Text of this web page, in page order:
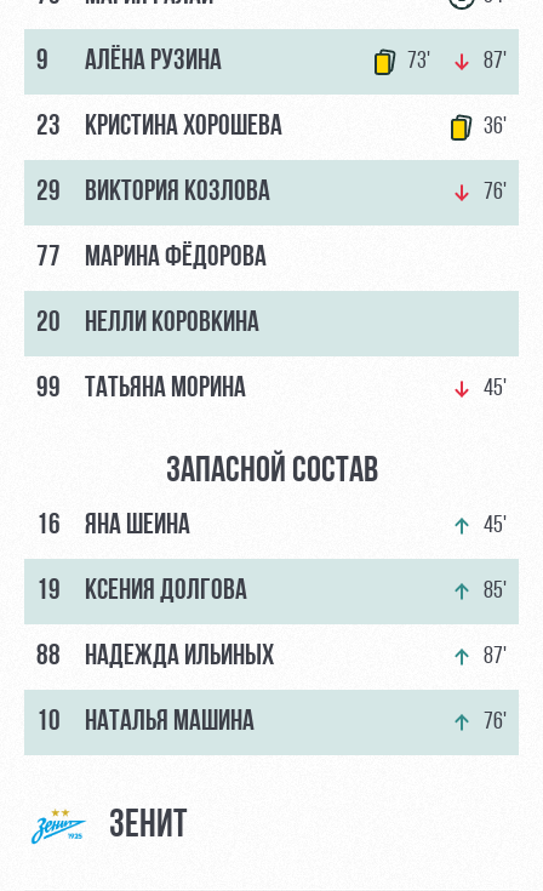
Ледовый
дворец
Занятия
спортом
Контакты
Академии
Карта
Программа
лояльности
Информация
МГН
9 АЛЁНА РУЗИНА 73' 87'
23 КРИСТИНА ХОРОШЕВА 36'
29 ВИКТОРИЯ КОЗЛОВА 76'
77 МАРИНА ФЁДОРОВА
20 НЕЛЛИ КОРОВКИНА
99 ТАТЬЯНА МОРИНА 45'
ЗАПАСНОЙ СОСТАВ
16 ЯНА ШЕИНА 45'
19 КСЕНИЯ ДОЛГОВА 85'
88 НАДЕЖДА ИЛЬИНЫХ 87'
10 НАТАЛЬЯ МАШИНА 76'
ЗЕНИТ